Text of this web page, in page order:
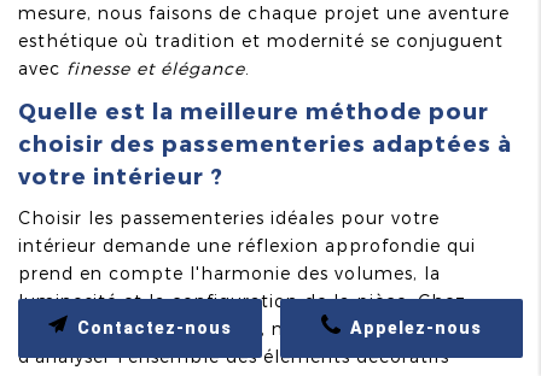
mesure, nous faisons de chaque projet une aventure
esthétique où tradition et modernité se conjuguent
avec finesse et élégance
Quelle est la meilleure méthode pour
choisir des passementeries adaptées à
votre intérieur ?
Choisir les passementeries idéales pour votre
intérieur demande une réflexion approfondie qui
prend en compte l'harmonie des volumes, la
luminosité et la configuration de la pièce. Chez
CONFORT ET HARMONIE, nous recommandons
d'analyser l'ensemble des éléments décoratifs
Appelez-nous
Contactez-nous